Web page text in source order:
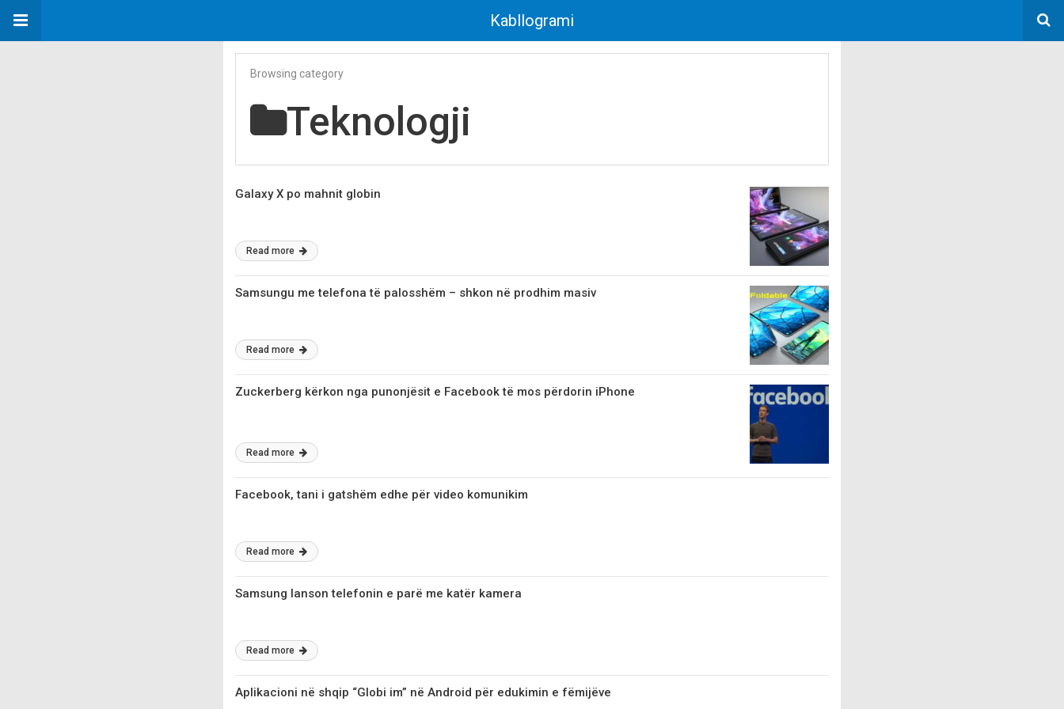
Kabllogrami
Browsing category
Teknologji
Galaxy X po mahnit globin
Read more
Samsungu me telefona të palosshëm – shkon nё prodhim masiv
Read more
Zuckerberg kёrkon nga punonjësit e Facebook të mos përdorin iPhone
Read more
Facebook, tani i gatshëm edhe për video komunikim
Read more
Samsung lanson telefonin e parë me katër kamera
Read more
Aplikacioni në shqip “Globi im” në Android për edukimin e fëmijëve